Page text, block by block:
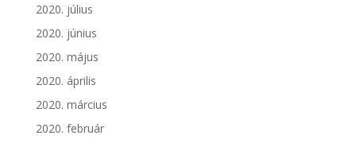
2020. július
2020. június
2020. május
2020. április
2020. március
2020. február